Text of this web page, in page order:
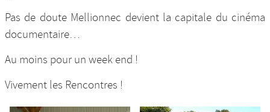
Pas de doute Mellionnec devient la capitale du cinéma
documentaire…
Au moins pour un week end !
Vivement les Rencontres !